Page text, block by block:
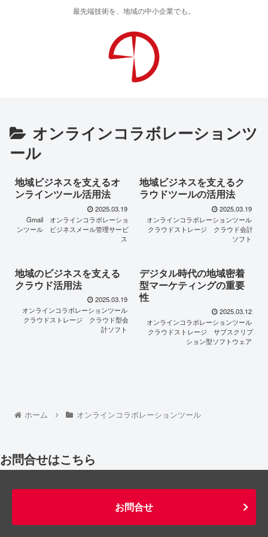
最先端技術を、地域の中小企業でも。
オンラインコラボレーションツ
ール
地域ビジネスを支えるオ
ンラインツール活用法
2025.03.19
Gmail
オンラインコラボレーショ
ンツール
ビジネスメール管理サービ
ス
地域ビジネスを支えるク
ラウドツールの活用法
2025.03.19
オンラインコラボレーションツール
クラウドストレージ
クラウド会計
ソフト
地域のビジネスを支える
クラウド活用法
2025.03.19
オンラインコラボレーションツール
クラウドストレージ
クラウド型会
計ソフト
デジタル時代の地域密着
型マーケティングの重要
性
2025.03.12
オンラインコラボレーションツール
クラウドストレージ
サブスクリプ
ション型ソフトウェア
ホーム オンラインコラボレーションツール
お問合せはこちら
お問合せ